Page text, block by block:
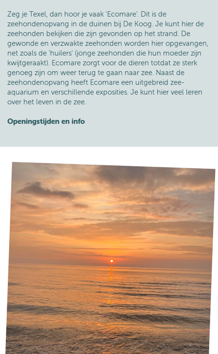
Zeg je Texel, dan hoor je vaak 'Ecomare'. Dit is de
zeehondenopvang in de duinen bij De Koog. Je kunt hier de
zeehonden bekijken die zijn gevonden op het strand. De
gewonde en verzwakte zeehonden worden hier opgevangen,
net zoals de 'huilers' (jonge zeehonden die hun moeder zijn
kwijtgeraakt). Ecomare zorgt voor de dieren totdat ze sterk
genoeg zijn om weer terug te gaan naar zee. Naast de
zeehondenopvang heeft Ecomare een uitgebreid zee-
aquarium en verschillende exposities. Je kunt hier veel leren
over het leven in de zee.
Openingstijden en info